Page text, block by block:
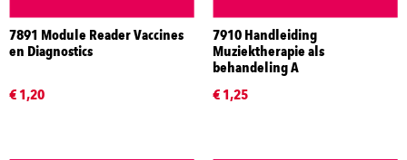
7891 Module Reader Vaccines
en Diagnostics
€ 1,20
7910 Handleiding
Muziektherapie als
behandeling A
€ 1,25